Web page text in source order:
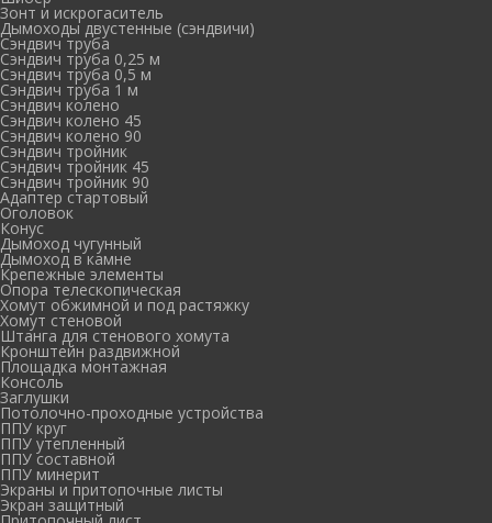
Зонт и искрогаситель
Дымоходы двустенные (сэндвичи)
Сэндвич труба
Сэндвич труба 0,25 м
Сэндвич труба 0,5 м
Сэндвич труба 1 м
Сэндвич колено
Сэндвич колено 45
Сэндвич колено 90
Сэндвич тройник
Сэндвич тройник 45
Сэндвич тройник 90
Адаптер стартовый
Оголовок
Конус
Дымоход чугунный
Дымоход в камне
Крепежные элементы
Опора телескопическая
Хомут обжимной и под растяжку
Хомут стеновой
Штанга для стенового хомута
Кронштейн раздвижной
Площадка монтажная
Консоль
Заглушки
Потолочно-проходные устройства
ППУ круг
ППУ утепленный
ППУ составной
ППУ минерит
Экраны и притопочные листы
Экран защитный